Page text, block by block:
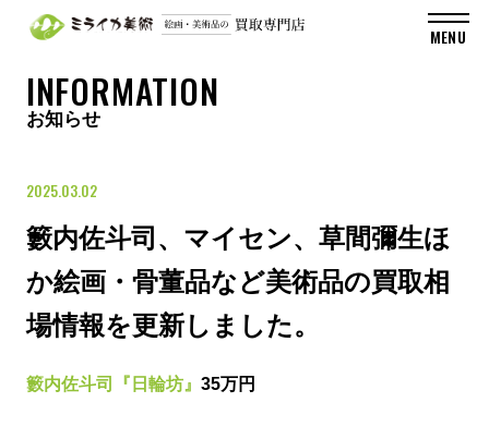
INFORMATION
お知らせ
2025.03.02
籔内佐斗司、マイセン、草間彌生ほ
か絵画・骨董品など美術品の買取相
場情報を更新しました。
籔内佐斗司『日輪坊』 35万円